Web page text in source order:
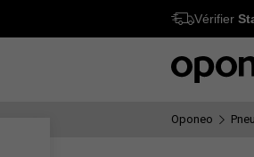
Ctrl
Vérifier
Oponeo